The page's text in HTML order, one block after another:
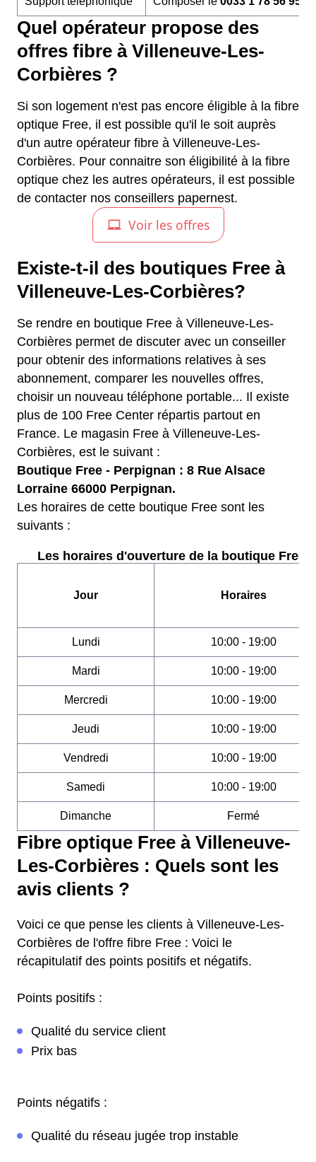
Quel opérateur propose des
offres fibre à Villeneuve-Les-
Corbières ?
Si son logement n'est pas encore éligible à la fibre
optique Free, il est possible qu'il le soit auprès
d'un autre opérateur fibre à Villeneuve-Les-
Corbières. Pour connaitre son éligibilité à la fibre
optique chez les autres opérateurs, il est possible
de contacter nos conseillers papernest.
Existe-t-il des boutiques Free à
Villeneuve-Les-Corbières?
Se rendre en boutique Free à Villeneuve-Les-
Corbières permet de discuter avec un conseiller
pour obtenir des informations relatives à ses
abonnement, comparer les nouvelles offres,
choisir un nouveau téléphone portable... Il existe
plus de 100 Free Center répartis partout en
France. Le magasin Free à Villeneuve-Les-
Corbières, est le suivant :
Boutique Free - Perpignan : 8 Rue Alsace
Lorraine 66000 Perpignan.
Les horaires de cette boutique Free sont les
suivants :
Les horaires d'ouverture de la boutique Free :
Jour Horaires
Lundi 10:00 - 19:00
Mardi 10:00 - 19:00
Mercredi 10:00 - 19:00
Jeudi 10:00 - 19:00
Vendredi 10:00 - 19:00
Samedi 10:00 - 19:00
Dimanche Fermé
Fibre optique Free à Villeneuve-
Les-Corbières : Quels sont les
avis clients ?
Voici ce que pense les clients à Villeneuve-Les-
Corbières de l'offre fibre Free : Voici le
récapitulatif des points positifs et négatifs.
Points positifs :
Qualité du service client
Prix bas
Points négatifs :
Qualité du réseau jugée trop instable